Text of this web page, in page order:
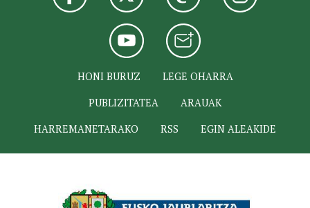
HONI BURUZ
LEGE OHARRA
PUBLIZITATEA
ARAUAK
HARREMANETARAKO
RSS EGIN ALEAKIDE